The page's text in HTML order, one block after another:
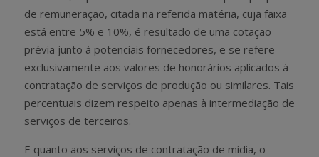
de remuneração, citada na referida matéria, cuja faixa
está entre 5% e 10%, é resultado de uma cotação
prévia junto à potenciais fornecedores, e se refere
exclusivamente aos valores de honorários aplicados à
contratação de serviços de produção ou similares. Tais
percentuais dizem respeito apenas à intermediação de
serviços de terceiros.
E quanto aos serviços de contratação de mídia, o